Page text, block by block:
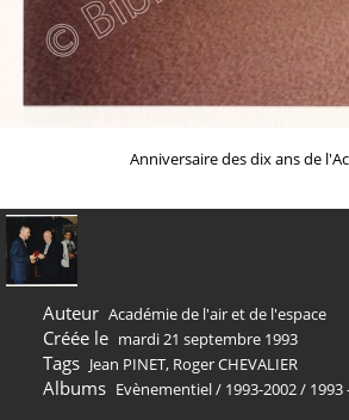
Anniversaire des dix ans de
Auteur Académie de l'air et de l'espace
Créée le mardi 21 septembre 1993
Tags Jean PINET, Roger CHEVALIER
Albums Evènementiel/ 1993-2002/ 1993